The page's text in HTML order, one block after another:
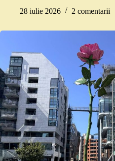
28 iulie 2026
2 comentarii